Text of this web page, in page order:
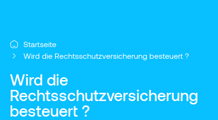
Startseite
Wird die Rechtsschutzversicherung besteuert ?
Wird die
Rechtsschutzversicherung
besteuert ?